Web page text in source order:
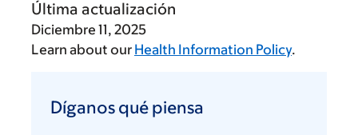
Última actualización
Diciembre 11, 2025
Learn about our Health Information Policy.
qué
piensa
Díganos qué piensa